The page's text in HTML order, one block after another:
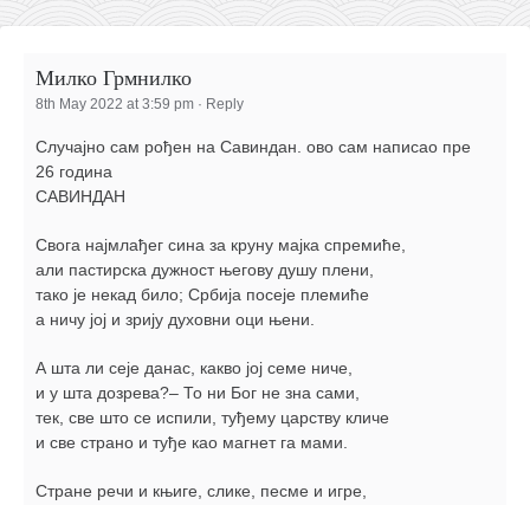
Милко Грмнилко
8th May 2022 at 3:59 pm · Reply
Случајно сам рођен на Савиндан. ово сам написао пре
26 година
САВИНДАН
Свога најмлађег сина за круну мајка спремиће,
али пастирска дужност његову душу плени,
тако је некад било; Србија посеје племиће
а ничу јој и зрију духовни оци њени.
А шта ли сеје данас, какво јој семе ниче,
и у шта дозрева?– То ни Бог не зна сами,
тек, све што се испили, туђему царству кличе
и све страно и туђе као магнет га мами.
Стране речи и књиге, слике, песме и игре,